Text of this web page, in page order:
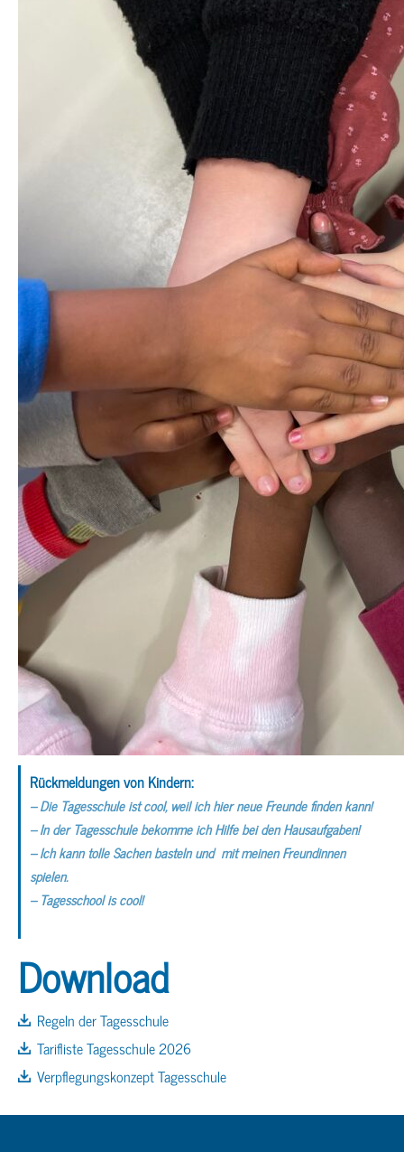
Rückmeldungen von Kindern:
– Die Tagesschule ist cool, weil ich hier neue Freunde finden kann!
– In der Tagesschule bekomme ich Hilfe bei den Hausaufgaben!
– Ich kann tolle Sachen basteln und mit meinen Freundinnen
spielen.
– Tagesschool is cool!
Download
Regeln der Tagesschule
Tarifliste Tagesschule 2026
Verpflegungskonzept Tagesschule